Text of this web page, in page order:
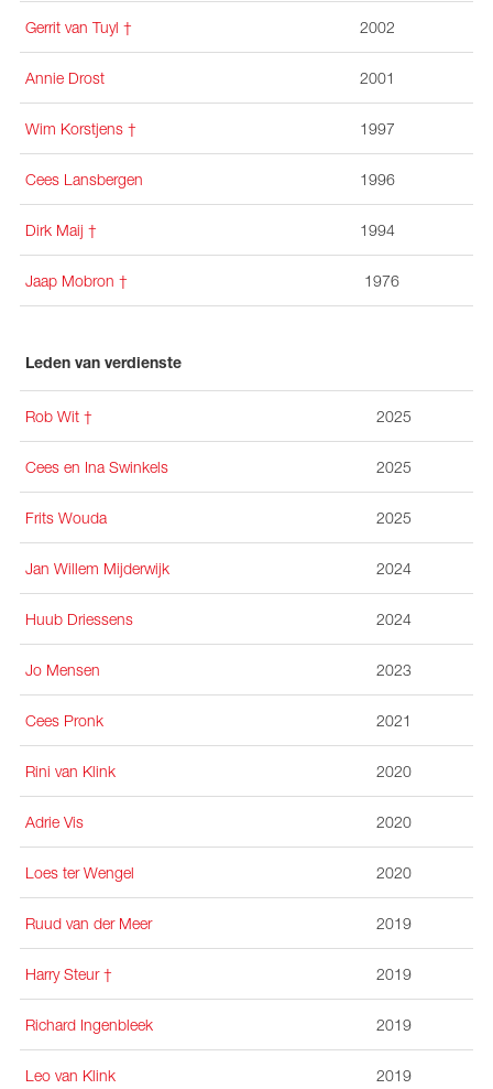
Gerrit van Tuyl † 2002
Annie Drost 2001
Wim Korstjens † 1997
Cees Lansbergen 1996
Dirk Maij † 1994
Jaap Mobron † 1976
Leden van verdienste
Rob Wit † 2025
Cees en Ina Swinkels 2025
Frits Wouda 2025
Jan Willem Mijderwijk 2024
Huub Driessens 2024
Jo Mensen 2023
Cees Pronk 2021
Rini van Klink 2020
Adrie Vis 2020
Loes ter Wengel 2020
Ruud van der Meer 2019
Harry Steur † 2019
Richard Ingenbleek 2019
Leo van Klink 2019